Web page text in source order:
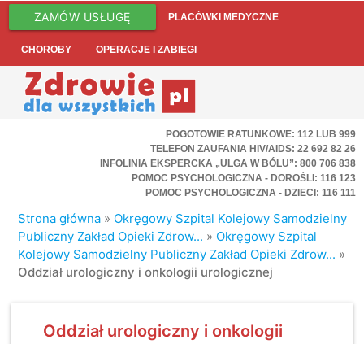
ZAMÓW USŁUGĘ PLACÓWKI MEDYCZNE
CHOROBY OPERACJE I ZABIEGI
POGOTOWIE RATUNKOWE: 112 LUB 999
TELEFON ZAUFANIA HIV/AIDS: 22 692 82 26
INFOLINIA EKSPERCKA „ULGA W BÓLU”: 800 706 838
POMOC PSYCHOLOGICZNA - DOROŚLI: 116 123
POMOC PSYCHOLOGICZNA - DZIECI: 116 111
Strona główna » Okręgowy Szpital Kolejowy Samodzielny
Publiczny Zakład Opieki Zdrow... » Okręgowy Szpital
Kolejowy Samodzielny Publiczny Zakład Opieki Zdrow... »
Oddział urologiczny i onkologii urologicznej
Oddział urologiczny i onkologii